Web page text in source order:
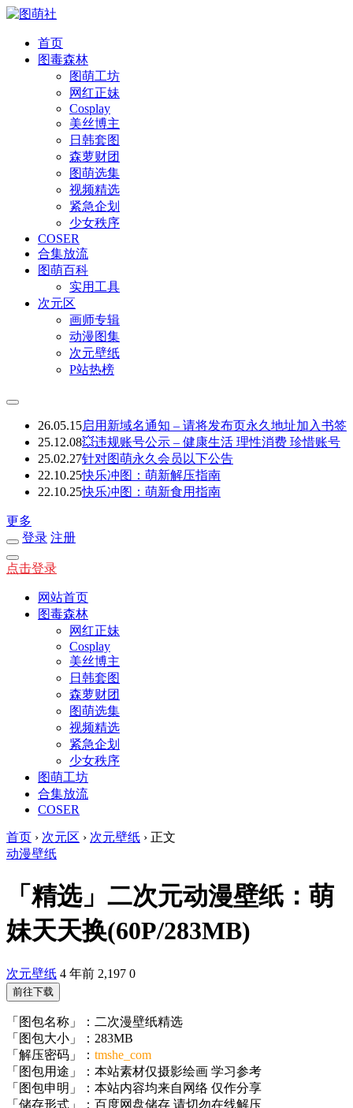
首页
图毒森林
图萌工坊
网红正妹
Cosplay
美丝博主
日韩套图
森萝财团
图萌选集
视频精选
紧急企划
少女秩序
COSER
合集放流
图萌百科
实用工具
次元区
画师专辑
动漫图集
次元壁纸
P站热榜
26.05.15启用新域名通知 – 请将发布页永久地址加入书签
25.12.08💥违规账号公示 – 健康生活 理性消费 珍惜账号
25.02.27针对图萌永久会员以下公告
22.10.25快乐冲图：萌新解压指南
22.10.25快乐冲图：萌新食用指南
更多
登录 注册
点击登录
网站首页
图毒森林
网红正妹
Cosplay
美丝博主
日韩套图
森萝财团
图萌选集
视频精选
紧急企划
少女秩序
图萌工坊
合集放流
COSER
首页 › 次元区 › 次元壁纸 › 正文
动漫壁纸
「精选」二次元动漫壁纸：萌
妹天天换(60P/283MB)
次元壁纸 4 年前 2,197 0
前往下载
「图包名称」：二次漫壁纸精选
「图包大小」：283MB
「解压密码」： tmshe_com
「图包用途」：本站素材仅摄影绘画 学习参考
「图包申明」：本站内容均来自网络 仅作分享
「储存形式」：百度网盘储存 请切勿在线解压